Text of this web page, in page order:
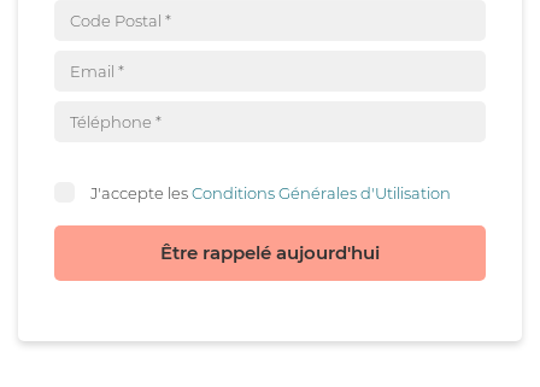
J'accepte lesConditions Générales d'Utilisation
Être rappelé aujourd'hui